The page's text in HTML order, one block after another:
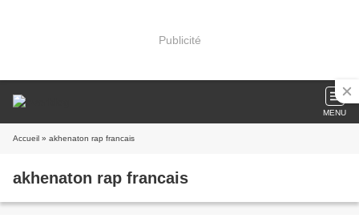
Publicité
MENU
Accueil » akhenaton rap francais
akhenaton rap francais